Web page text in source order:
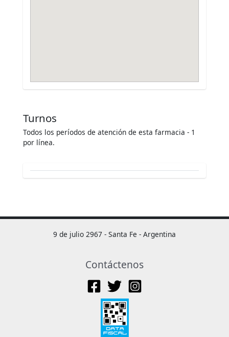
Turnos
Todos los períodos de atención de esta farmacia - 1
por línea.
9 de julio 2967 - Santa Fe - Argentina
Contáctenos